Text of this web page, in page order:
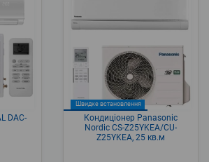
DAC-
Швидке встановлення
Кондиціонер Panasonic
Nordic CS-Z25YKEA/CU-
Z25YKEA, 25 кв.м